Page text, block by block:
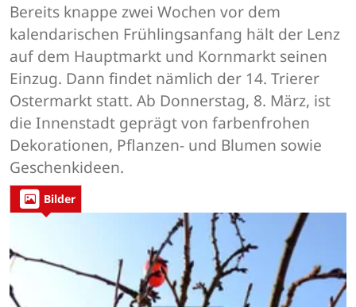
Bereits knappe zwei Wochen vor dem
kalendarischen Frühlingsanfang hält der Lenz
auf dem Hauptmarkt und Kornmarkt seinen
Einzug. Dann findet nämlich der 14. Trierer
Ostermarkt statt. Ab Donnerstag, 8. März, ist
die Innenstadt geprägt von farbenfrohen
Dekorationen, Pflanzen- und Blumen sowie
Geschenkideen.
Bilder